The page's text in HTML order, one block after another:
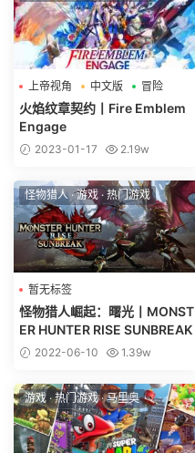
上帝视角 中文版 冒险
火焰纹章契约丨Fire Emblem
Engage
2023-01-17 2.19w
怪物猎人·游戏 · 热门游戏
暂无标签
怪物猎人崛起：曙光丨MONST
ER HUNTER RISE SUNBREAK
2022-06-10 1.39w
游戏 ·热门游戏·马里奥